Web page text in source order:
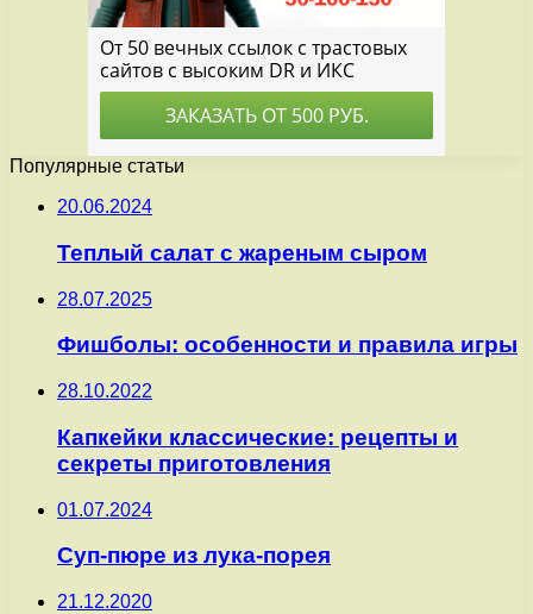
Популярные статьи
20.06.2024
Теплый салат с жареным сыром
28.07.2025
Фишболы: особенности и правила игры
28.10.2022
Капкейки классические: рецепты и
секреты приготовления
01.07.2024
Суп-пюре из лука-порея
21.12.2020